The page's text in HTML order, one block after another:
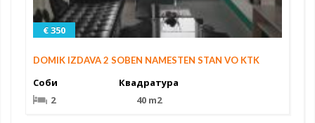
€ 350
DOMIK IZDAVA 2 SOBEN NAMESTEN STAN VO KTK
Соби
2
Квадратура
40 m2